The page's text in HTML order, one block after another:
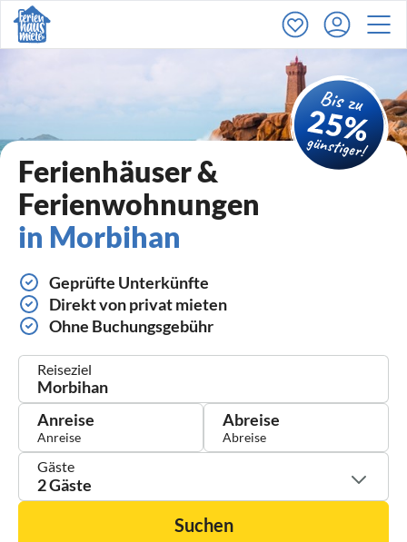
Ferienhäuser &
Ferienwohnungen
in Morbihan
Geprüfte Unterkünfte
Direkt von privat mieten
Ohne Buchungsgebühr
Reiseziel
Anreise Abreise
Gäste
2 Gäste
Suchen